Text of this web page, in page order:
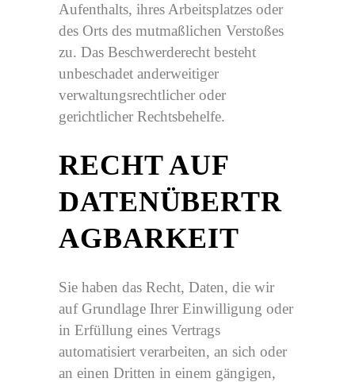
Aufenthalts, ihres Arbeitsplatzes oder
des Orts des mutmaßlichen Verstoßes
zu. Das Beschwerderecht besteht
unbeschadet anderweitiger
verwaltungsrechtlicher oder
gerichtlicher Rechtsbehelfe.
RECHT AUF
DATENÜBERTR
AGBARKEIT
Sie haben das Recht, Daten, die wir
auf Grundlage Ihrer Einwilligung oder
in Erfüllung eines Vertrags
automatisiert verarbeiten, an sich oder
an einen Dritten in einem gängigen,